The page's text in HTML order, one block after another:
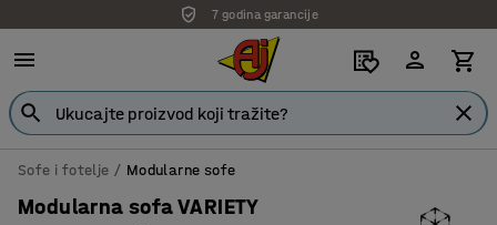
7 godina garancije
Sofe i fotelje Modularne sofe
Modularna sofa VARIETY